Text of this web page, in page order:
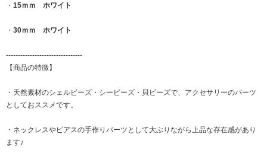
・ 15ｍｍ ホワイト
・ 30ｍｍ ホワイト
--------------------------------
【商品の特徴】
・天然素材のシェルビーズ・シービーズ・貝ビーズで、アクセサリーのパーツ
としておススメです。
・ネックレスやピアスの手作りパーツとして大ぶりながら上品な存在感があり
ます♪